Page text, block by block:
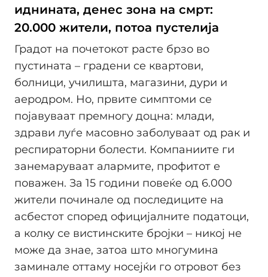
иднината, денес зона на смрт:
20.000 жители, потоа пустелија
Градот на почетокот расте брзо во
пустината – градени се квартови,
болници, училишта, магазини, дури и
аеродром. Но, првите симптоми се
појавуваат премногу доцна: млади,
здрави луѓе масовно заболуваат од рак и
респираторни болести. Компаниите ги
занемаруваат алармите, профитот е
поважен. За 15 години повеќе од 6.000
жители починале од последиците на
асбестот според официјалните податоци,
а колку се вистинските бројки – никој не
може да знае, затоа што многумина
заминале оттаму носејќи го отровот без